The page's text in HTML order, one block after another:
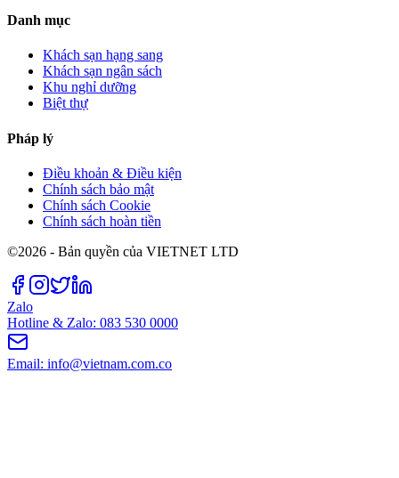
Danh mục
Khách sạn hạng sang
Khách sạn ngân sách
Khu nghỉ dưỡng
Biệt thự
Pháp lý
Điều khoản & Điều kiện
Chính sách bảo mật
Chính sách Cookie
Chính sách hoàn tiền
©2026 - Bản quyền của VIETNET LTD
Zalo
Hotline & Zalo: 083 530 0000
Email: info@vietnam.com.co